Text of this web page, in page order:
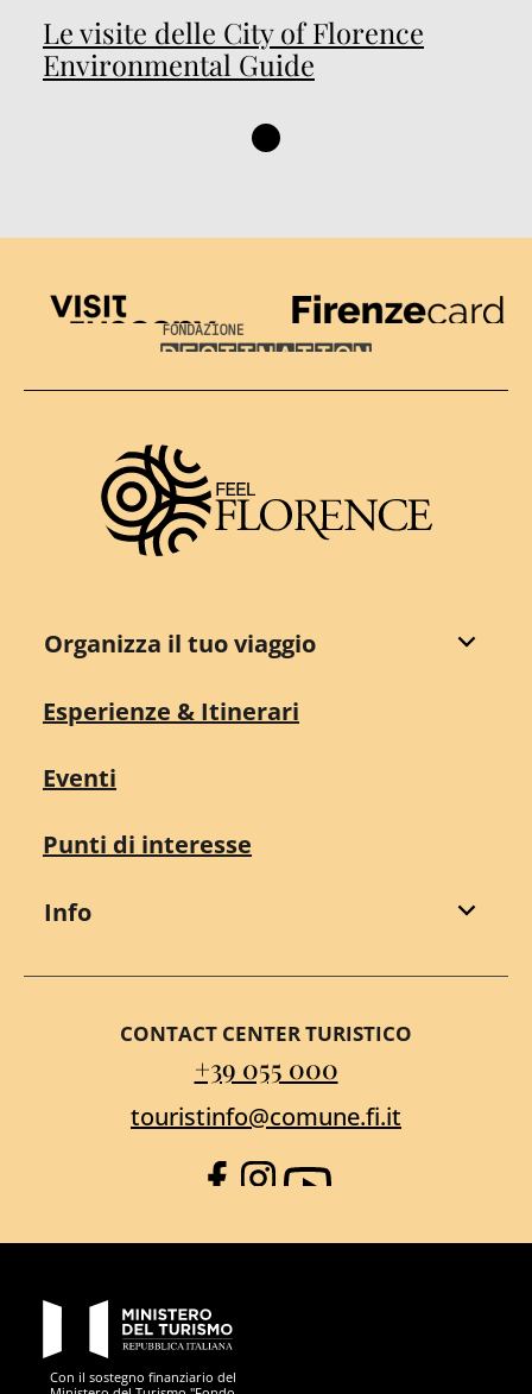
Le visite delle City of Florence
Environmental Guide
Visit Tuscany
Firenze Card
Destination Florence
Organizza il tuo viaggio
Esperienze & Itinerari
Eventi
Punti di interesse
Info
CONTACT CENTER TURISTICO
+39 055 000
touristinfo@comune.fi.it
Facebook
Instagram
YouTube
Con il sostegno finanziario del